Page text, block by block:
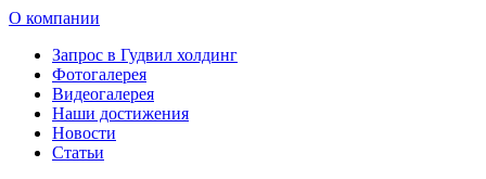
О компании
Запрос в Гудвил холдинг
Фотогалерея
Видеогалерея
Наши достижения
Новости
Статьи